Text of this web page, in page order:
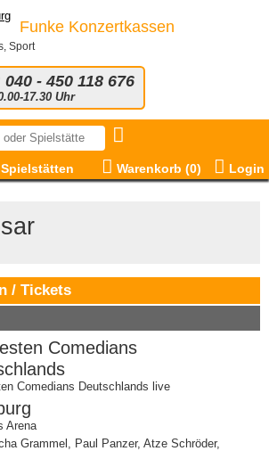
Funke Konzertkassen
Sport
- 450 118 676
17.30 Uhr
Spielstätten Warenkorb (0) Login
/ Tickets
Comedians
Comedians Deutschlands live
Arena
Grammel, Paul Panzer, Atze Schröder,